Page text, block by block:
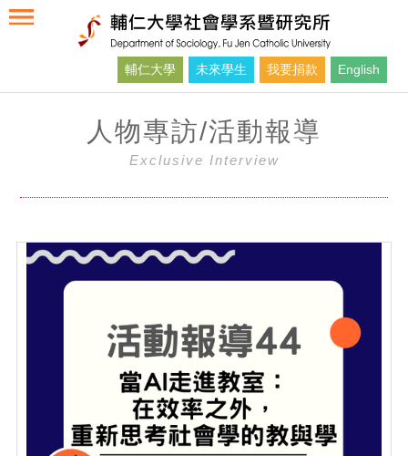
輔仁大學 未來學生 我要捐款 English
人物專訪/活動報導
Exclusive Interview